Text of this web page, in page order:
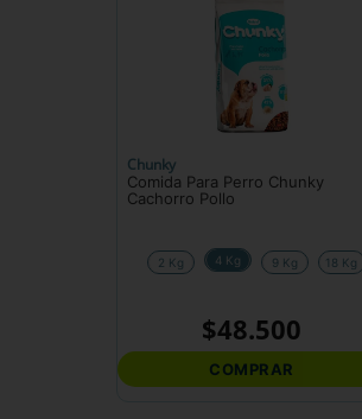
Chunky
Comida Para Perro Chunky
Cachorro Pollo
2 Kg 4 Kg 9 Kg 18 Kg
$48.500
COMPRAR